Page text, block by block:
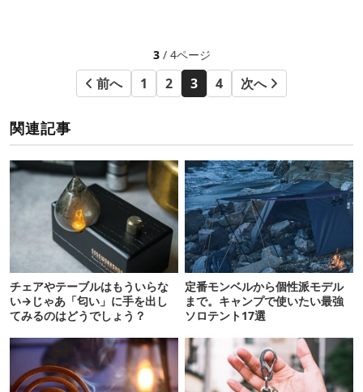
3/ 4ページ
前へ 1 2 3 4 次へ
関連記事
チェアやテーブルはもういらな
い→じゃあ「匂い」に手を出し
てみるのはどうでしょう？
定番モンベルから個性派モデル
まで。キャンプで使いたい最強
ソロテント17選